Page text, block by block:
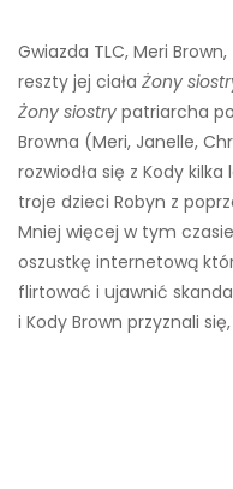
Gwiazda TLC, Meri
reszty jej ciała Żony
Żony siostry patriarcha
Browna (Meri, Janelle,
rozwiodła się z Kody
troje dzieci Robyn z
Mniej więcej w tym
oszustkę internetową
flirtować i ujawnić
i Kody Brown przyznali